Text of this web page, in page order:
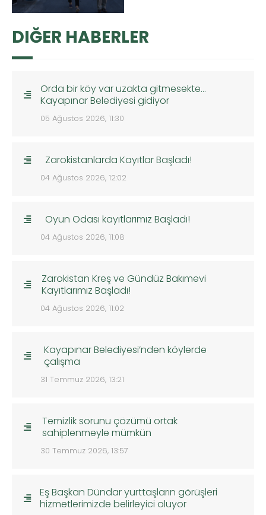
DIĞER HABERLER
Orda bir köy var uzakta gitmesekte…
Kayapınar Belediyesi gidiyor
05 Ağustos 2026, 11:30
Zarokistanlarda Kayıtlar Başladı!
04 Ağustos 2026, 12:02
Oyun Odası kayıtlarımız Başladı!
04 Ağustos 2026, 11:08
Zarokistan Kreş ve Gündüz Bakımevi
Kayıtlarımız Başladı!
04 Ağustos 2026, 11:02
Kayapınar Belediyesi’nden köylerde
çalışma
31 Temmuz 2026, 13:21
Temizlik sorunu çözümü ortak
sahiplenmeyle mümkün
30 Temmuz 2026, 13:57
Eş Başkan Dündar yurttaşların görüşleri
hizmetlerimizde belirleyici oluyor